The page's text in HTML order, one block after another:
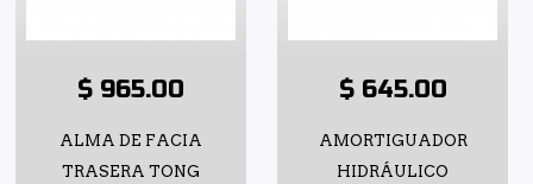
$ 965.00
ALMA DE FACIA
TRASERA TONG
$ 645.00
AMORTIGUADOR
HIDRÁULICO